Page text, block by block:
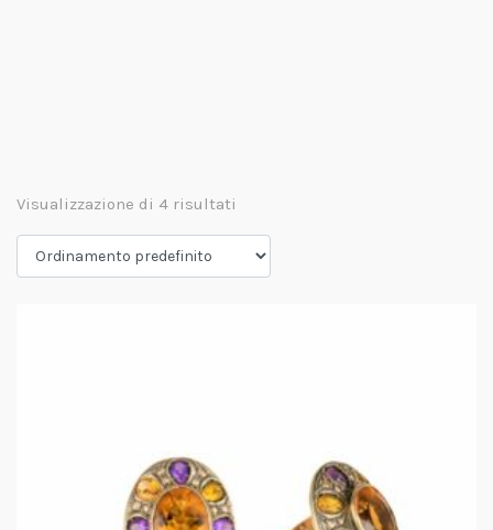
Visualizzazione di 4 risultati